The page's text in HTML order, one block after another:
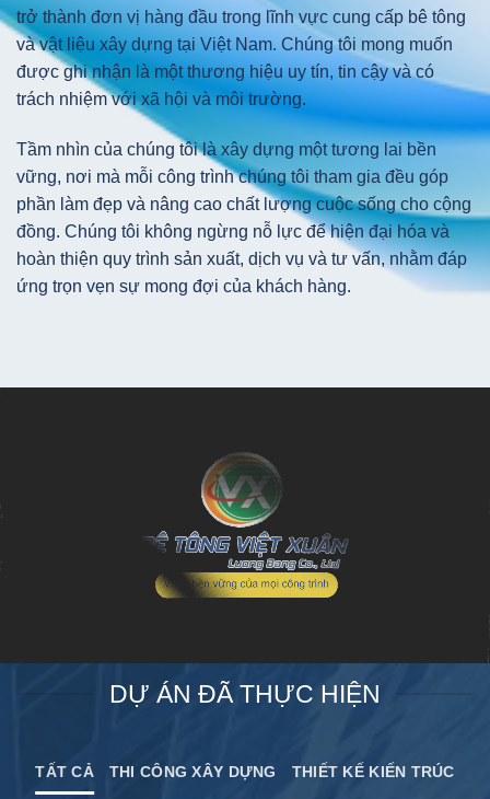
trở thành đơn vị hàng đầu trong lĩnh vực cung cấp bê tông
và vật liệu xây dựng tại Việt Nam. Chúng tôi mong muốn
được ghi nhận là một thương hiệu uy tín, tin cậy và có
trách nhiệm với xã hội và môi trường.
Tầm nhìn của chúng tôi là xây dựng một tương lai bền
vững, nơi mà mỗi công trình chúng tôi tham gia đều góp
phần làm đẹp và nâng cao chất lượng cuộc sống cho cộng
đồng. Chúng tôi không ngừng nỗ lực để hiện đại hóa và
hoàn thiện quy trình sản xuất, dịch vụ và tư vấn, nhằm đáp
ứng trọn vẹn sự mong đợi của khách hàng.
DỰ ÁN ĐÃ THỰC HIỆN
TẤT CẢ THI CÔNG XÂY DỰNG THIẾT KẾ KIẾN TRÚC